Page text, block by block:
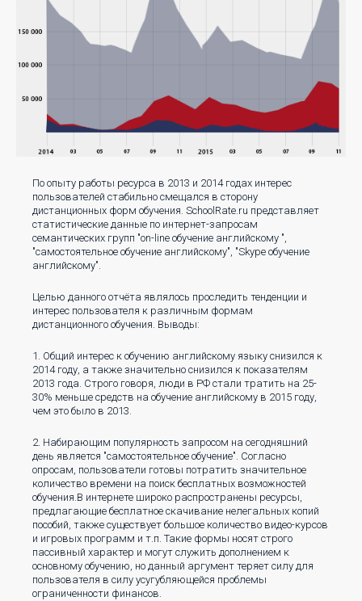
По опыту работы ресурса в 2013 и 2014 годах интерес
пользователей стабильно смещался в сторону
дистанционных форм обучения. SchoolRate.ru представляет
статистические данные по интернет-запросам
семантических групп "on-line обучение английскому ",
"самостоятельное обучение английскому", "Skype обучение
английскому".
Целью данного отчёта являлось проследить тенденции и
интерес пользователя к различным формам
дистанционного обучения. Выводы:
1. Общий интерес к обучению английскому языку снизился к
2014 году, а также значительно снизился к показателям
2013 года. Строго говоря, люди в РФ стали тратить на 25-
30% меньше средств на обучение английскому в 2015 году,
чем это было в 2013.
2. Набирающим популярность запросом на сегодняшний
день является "самостоятельное обучение". Согласно
опросам, пользователи готовы потратить значительное
количество времени на поиск бесплатных возможностей
обучения.В интернете широко распространены ресурсы,
предлагающие бесплатное скачивание нелегальных копий
пособий, также существует большое количество видео-курсов
и игровых программ и т.п. Такие формы носят строго
пассивный характер и могут служить дополнением к
основному обучению, но данный аргумент теряет силу для
пользователя в силу усугубляющейся проблемы
ограниченности финансов.